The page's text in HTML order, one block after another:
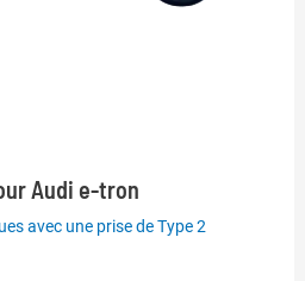
Audi e-tron
avec une prise de Type 2